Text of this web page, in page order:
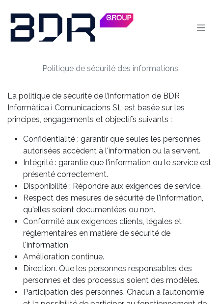
Politique de sécurité des informations
La politique de sécurité de l’information de BDR
Informàtica i Comunicacions SL est basée sur les
principes, engagements et objectifs suivants :
Confidentialité : garantir que seules les personnes
autorisées accèdent à l'information ou la servent.
Intégrité : garantie que l'information ou le service est
présenté correctement.
Disponibilité : Répondre aux exigences de service.
Respect des mesures de sécurité de l'information,
qu'elles soient documentées ou non.
Conformité aux exigences clients, légales et
réglementaires en matière de sécurité de
l'information
Amélioration continue.
Direction. Que les personnes responsables des
personnes et des processus soient des modèles.
Participation des personnes. Chacun a l’autonomie